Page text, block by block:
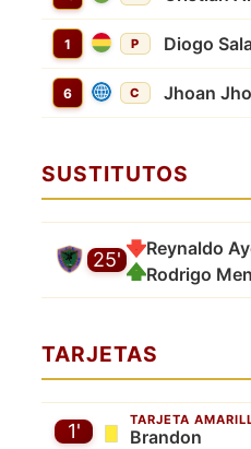
1 P Diogo
6 C Jhoan
SUSTITUTOS
Reynaldo
Rodrigo
25'
TARJETAS
TARJETA
Brandon
1'